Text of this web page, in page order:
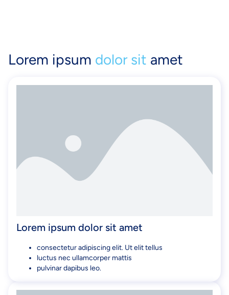
Lorem ipsum dolor sit amet
Lorem ipsum dolor sit amet
consectetur adipiscing elit. Ut elit tellus
luctus nec ullamcorper mattis
pulvinar dapibus leo.